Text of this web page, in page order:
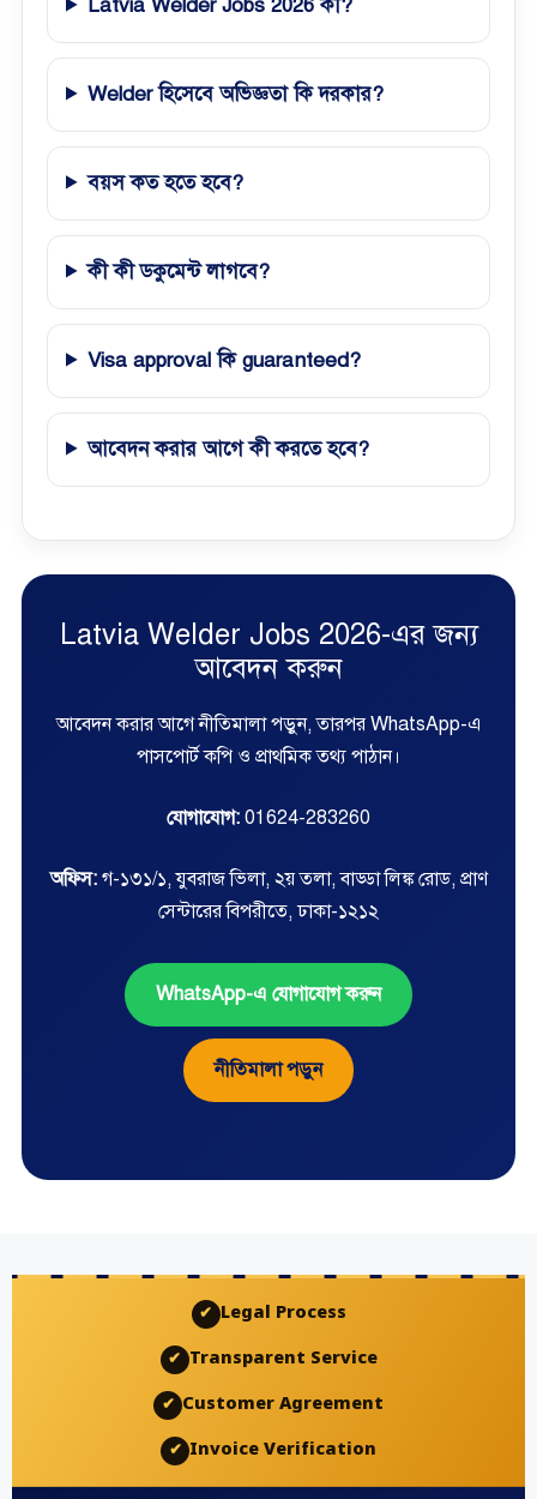
Welder হিসেবে অভিজ্ঞতা কি দরকার?
বয়স কত হতে হবে?
কী কী ডকুমেন্ট লাগবে?
Visa approval কি guaranteed?
আবেদন করার আগে কী করতে হবে?
Latvia Welder Jobs 2026-এর জন্য
আবেদন করুন
আবেদন করার আগে নীতিমালা পড়ুন, তারপর WhatsApp-এ
পাসপোর্ট কপি ও প্রাথমিক তথ্য পাঠান।
যোগাযোগ: 01624-283260
অফিস:গ-১৩১/১, যুবরাজ ভিলা, ২য় তলা, বাড্ডা লিঙ্ক রোড, প্রাণ
সেন্টারের বিপরীতে, ঢাকা-১২১২
WhatsApp-এ যোগাযোগ করুন
নীতিমালা পড়ুন
✔ Legal Process
✔ Transparent Service
✔ Customer Agreement
✔ Invoice Verification